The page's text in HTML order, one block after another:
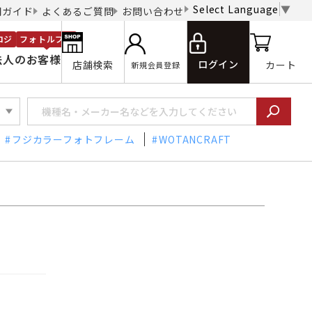
イド よくあるご質問 お問い合わせ Select Language ▼
のお客様
ジ フォトルプロ
店舗検索 新規会員登録 ログイン カート
フジカラーフォトフレーム WOTANCRAFT